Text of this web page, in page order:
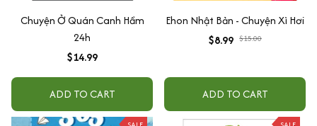
Chuyện Ở Quán Canh Hầm
24h
$14.99
ADD TO CART
Ehon Nhật Bản - Chuyện Xì Hơi
$8.99 $15.00
ADD TO CART